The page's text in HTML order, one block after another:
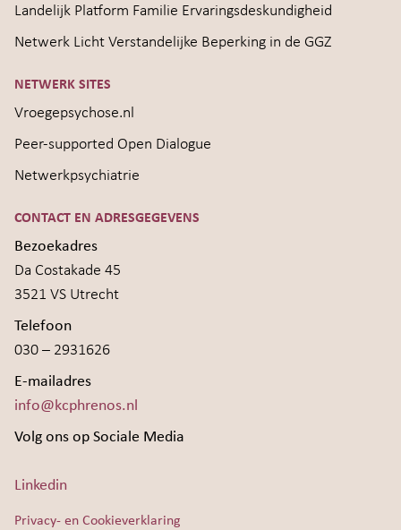
Landelijk Platform Familie Ervaringsdeskundigheid
Netwerk Licht Verstandelijke Beperking in de GGZ
NETWERK SITES
Vroegepsychose.nl
Peer-supported Open Dialogue
Netwerkpsychiatrie
CONTACT EN ADRESGEGEVENS
Bezoekadres
Da Costakade 45
3521 VS Utrecht
Telefoon
030 – 2931626
E-mailadres
info@kcphrenos.nl
Volg ons op Sociale Media
Linkedin
Privacy- en Cookieverklaring